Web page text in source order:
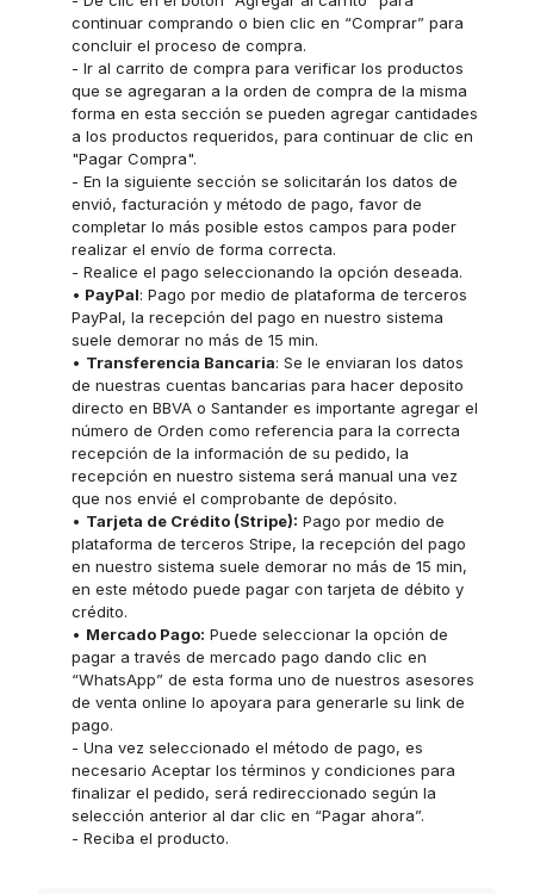
continuar comprando o bien clic en “Comprar” para
concluir el proceso de compra.
- Ir al carrito de compra para verificar los productos
que se agregaran a la orden de compra de la misma
forma en esta sección se pueden agregar cantidades
a los productos requeridos, para continuar de clic en
"Pagar Compra".
- En la siguiente sección se solicitarán los datos de
envió, facturación y método de pago, favor de
completar lo más posible estos campos para poder
realizar el envío de forma correcta.
- Realice el pago seleccionando la opción deseada.
• PayPal: Pago por medio de plataforma de terceros
PayPal, la recepción del pago en nuestro sistema
suele demorar no más de 15 min.
• Transferencia Bancaria: Se le enviaran los datos
de nuestras cuentas bancarias para hacer deposito
directo en BBVA o Santander es importante agregar el
número de Orden como referencia para la correcta
recepción de la información de su pedido, la
recepción en nuestro sistema será manual una vez
que nos envié el comprobante de depósito.
• Tarjeta de Crédito (Stripe): Pago por medio de
plataforma de terceros Stripe, la recepción del pago
en nuestro sistema suele demorar no más de 15 min,
en este método puede pagar con tarjeta de débito y
crédito.
• Mercado Pago: Puede seleccionar la opción de
pagar a través de mercado pago dando clic en
“WhatsApp” de esta forma uno de nuestros asesores
de venta online lo apoyara para generarle su link de
pago.
- Una vez seleccionado el método de pago, es
necesario Aceptar los términos y condiciones para
finalizar el pedido, será redireccionado según la
selección anterior al dar clic en “Pagar ahora”.
- Reciba el producto.